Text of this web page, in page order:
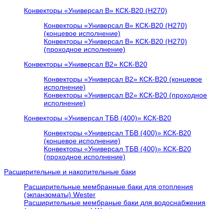
Конвекторы «Универсал В» КСК-В20 (H270)
Конвекторы «Универсал В» КСК-В20 (H270)
(концевое исполнение)
Конвекторы «Универсал В» КСК-В20 (H270)
(проходное исполнение)
Конвекторы «Универсал В2» КСК-В20
Конвекторы «Универсал В2» КСК-В20 (концевое
исполнение)
Конвекторы «Универсал В2» КСК-В20 (проходное
исполнение)
Конвекторы «Универсал ТБВ (400)» КСК-В20
Конвекторы «Универсал ТБВ (400)» КСК-В20
(концевое исполнение)
Конвекторы «Универсал ТБВ (400)» КСК-В20
(проходное исполнение)
Расширительные и накопительные баки
Расширительные мембранные баки для отопления
(экпанзоматы) Wester
Расширительные мембраные баки для водоснабжения